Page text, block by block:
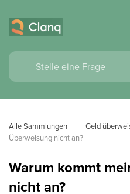
Alle Sammlungen Geld
Überweisung nicht an?
Warum kommt
nicht an?